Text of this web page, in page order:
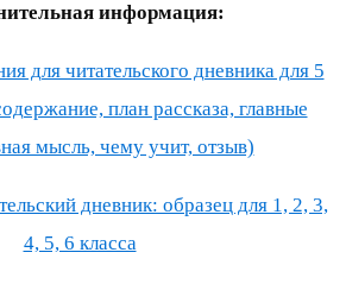
информация:
для читательского дневника для 5
план рассказа, главные
мысль, чему учит, отзыв)
дневник: образец для 1, 2, 3,
4, 5, 6 класса